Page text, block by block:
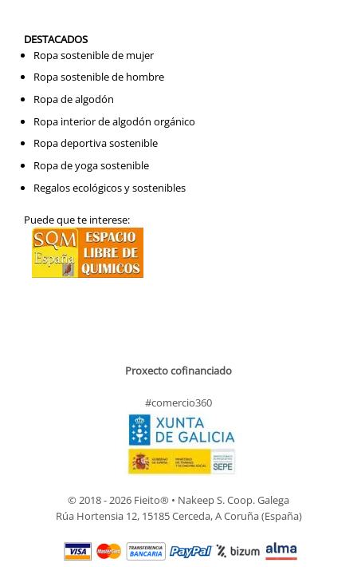
DESTACADOS
Ropa sostenible de mujer
Ropa sostenible de hombre
Ropa de algodón
Ropa interior de algodón orgánico
Ropa deportiva sostenible
Ropa de yoga sostenible
Regalos ecológicos y sostenibles
Puede que te interese:
Proxecto cofinanciado
#comercio360
© 2018 - 2026 Fieito® • Nakeep S. Coop. Galega
Rúa Hortensia 12, 15185 Cerceda, A Coruña (España)